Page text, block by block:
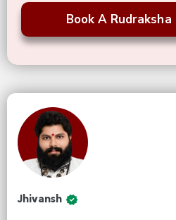
Book A
Jhivansh